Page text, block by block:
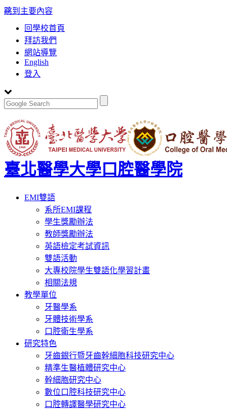
跳到主要內容
:::
回學校首頁
拜訪我們
網站導覽
English
登入
臺北醫學大學口腔醫學院
Toggle
navigation
EMI雙語
系所EMI課程
學生獎勵辦法
教師獎勵辦法
英語檢定考試資訊
雙語活動
大專校院學生雙語化學習計畫
相關法規
教學單位
牙醫學系
牙體技術學系
口腔衛生學系
研究特色
牙齒銀行暨牙齒幹細胞科技研究中心
精準生醫植體研究中心
幹細胞研究中心
數位口腔科技研究中心
口腔轉譯醫學研究中心